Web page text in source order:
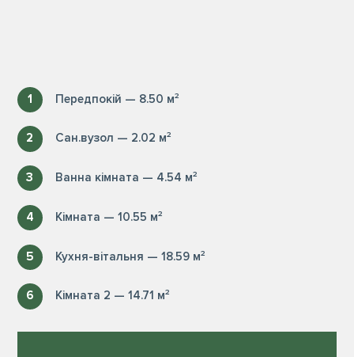
1 Передпокій — 8.50 м²
2 Сан.вузол — 2.02 м²
3 Ванна кімната — 4.54 м²
4 Кімната — 10.55 м²
5 Кухня-вітальня — 18.59 м²
6 Кімната 2 — 14.71 м²